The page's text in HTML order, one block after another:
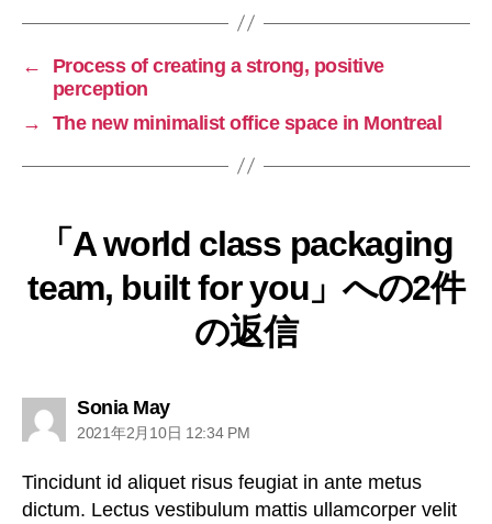
←
Process of creating a strong, positive
perception
→
The new minimalist office space in Montreal
「A world class packaging
team, built for you」への2件
の返信
Sonia May
2021年2月10日 12:34 PM
Tincidunt id aliquet risus feugiat in ante metus
dictum. Lectus vestibulum mattis ullamcorper velit